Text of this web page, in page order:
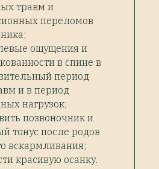
травм и
переломов
ощущения и
в спине в
период
и в период
нагрузок;
позвоночник и
тонус после родов
вскармливания;
красивую осанку.